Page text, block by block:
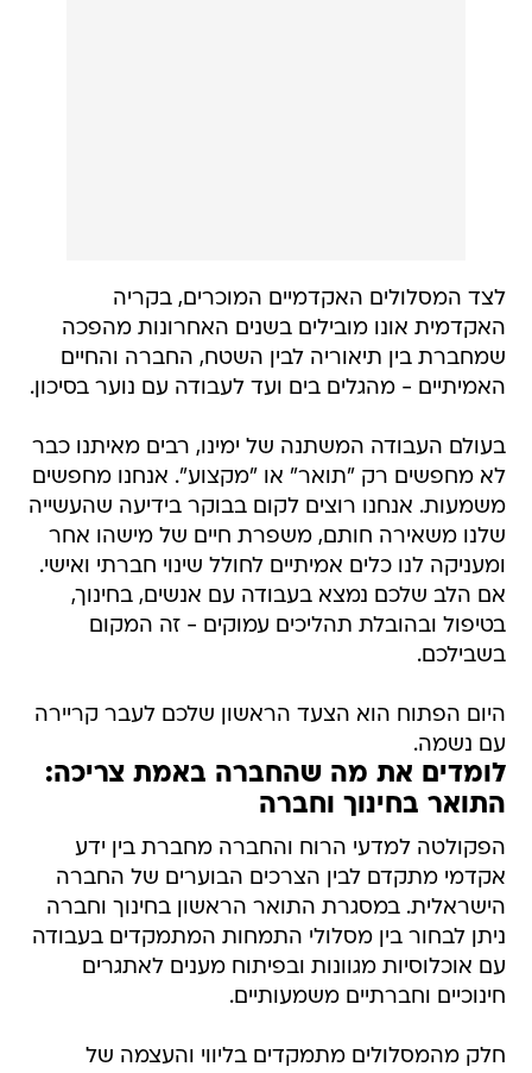
לצד המסלולים האקדמיים המוכרים, בקריה
האקדמית אונו מובילים בשנים האחרונות מהפכה
שמחברת בין תיאוריה לבין השטח, החברה והחיים
האמיתיים - מהגלים בים ועד לעבודה עם נוער בסיכון.
בעולם העבודה המשתנה של ימינו, רבים מאיתנו כבר
לא מחפשים רק "תואר" או "מקצוע". אנחנו מחפשים
משמעות. אנחנו רוצים לקום בבוקר בידיעה שהעשייה
שלנו משאירה חותם, משפרת חיים של מישהו אחר
ומעניקה לנו כלים אמיתיים לחולל שינוי חברתי ואישי.
אם הלב שלכם נמצא בעבודה עם אנשים, בחינוך,
בטיפול ובהובלת תהליכים עמוקים - זה המקום
בשבילכם.
היום הפתוח הוא הצעד הראשון שלכם לעבר קריירה
עם נשמה.
לומדים את מה שהחברה באמת צריכה:
התואר בחינוך וחברה
הפקולטה למדעי הרוח והחברה מחברת בין ידע
אקדמי מתקדם לבין הצרכים הבוערים של החברה
הישראלית. במסגרת התואר הראשון בחינוך וחברה
ניתן לבחור בין מסלולי התמחות המתמקדים בעבודה
עם אוכלוסיות מגוונות ובפיתוח מענים לאתגרים
חינוכיים וחברתיים משמעותיים.
חלק מהמסלולים מתמקדים בליווי והעצמה של